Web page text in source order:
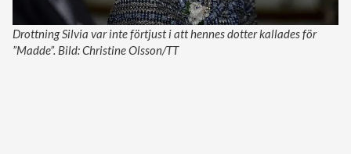
Drottning Silvia var inte förtjust i att hennes dotter kallades för
”Madde”. Bild: Christine Olsson/TT